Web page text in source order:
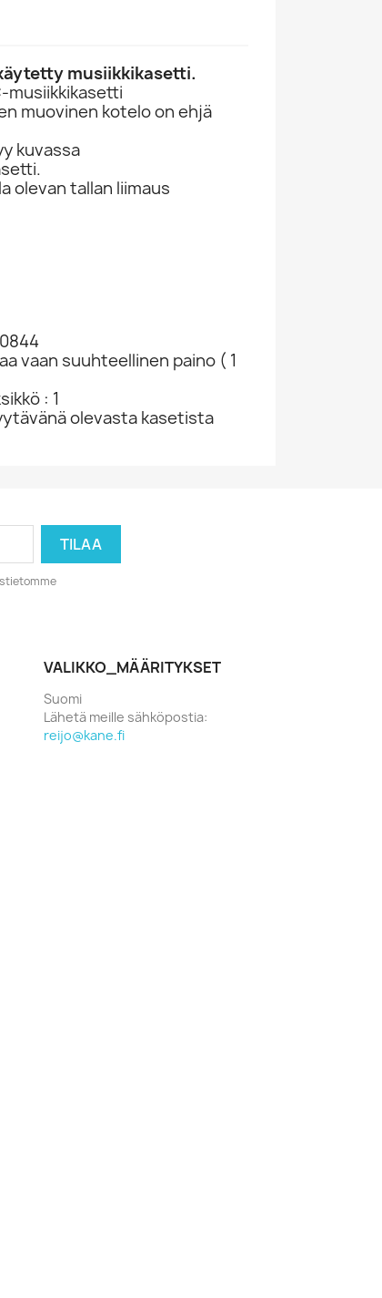
musiikkikasetti.
muovinen kotelo on ehjä
kuvassa
olevan tallan liimaus
vaan suuhteellinen paino ( 1
: 1
olevasta kasetista
VALIKKO_MÄÄRITYKSET
Suomi
Lähetä meille sähköpostia:
reijo@kane.fi